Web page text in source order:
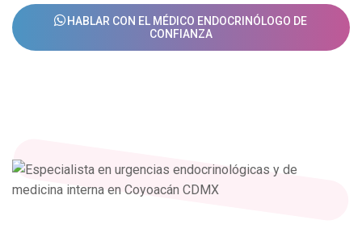
HABLAR CON EL MÉDICO ENDOCRINÓLOGO DE
CONFIANZA